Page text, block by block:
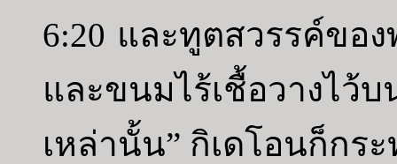
6:20 และทูตสวรรค์ของ
และขนมไร้เชื้อวางไ
เหล่านั้น” กิเดโอนก็กร